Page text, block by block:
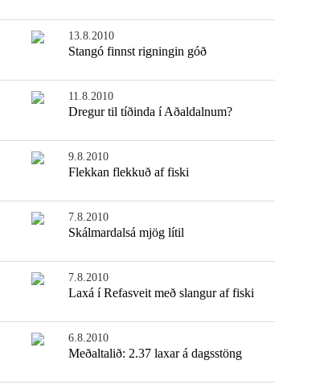
13.8.2010
Stangó finnst rigningin góð
11.8.2010
Dregur til tíðinda í Aðaldalnum?
9.8.2010
Flekkan flekkuð af fiski
7.8.2010
Skálmardalsá mjög lítil
7.8.2010
Laxá í Refasveit með slangur af fiski
6.8.2010
Meðaltalið: 2.37 laxar á dagsstöng